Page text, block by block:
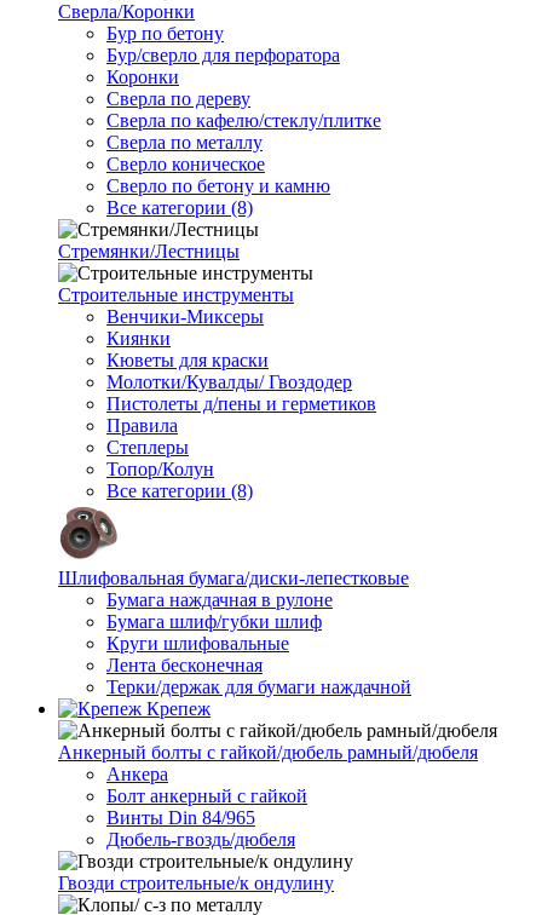
Сверла/Коронки
Бур по бетону
Бур/сверло для перфоратора
Коронки
Сверла по дереву
Сверла по кафелю/стеклу/плитке
Сверла по металлу
Сверло коническое
Сверло по бетону и камню
Все категории (8)
Стремянки/Лестницы
Строительные инструменты
Венчики-Миксеры
Киянки
Кюветы для краски
Молотки/Кувалды/ Гвоздодер
Пистолеты д/пены и герметиков
Правила
Степлеры
Топор/Колун
Все категории (8)
Шлифовальная бумага/диски-лепестковые
Бумага наждачная в рулоне
Бумага шлиф/губки шлиф
Круги шлифовальные
Лента бесконечная
Терки/держак для бумаги наждачной
Крепеж
Анкерный болты с гайкой/дюбель рамный/дюбеля
Анкера
Болт анкерный с гайкой
Винты Din 84/965
Дюбель-гвоздь/дюбеля
Гвозди строительные/к ондулину